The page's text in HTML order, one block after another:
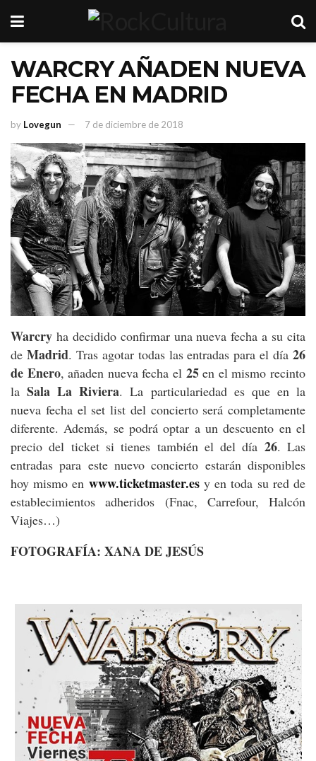
WARCRY AÑADEN NUEVA
FECHA EN MADRID
by Lovegun 7 de diciembre de 2018
Warcry ha decidido confirmar una nueva fecha a su cita
de Madrid. Tras agotar todas las entradas para el día26
de Enero, añaden nueva fecha el 25en el mismo recinto
laSala La Riviera. La particulariedad es que en la
nueva fecha el set list del concierto será completamente
diferente. Además, se podrá optar a un descuento en el
precio del ticket si tienes también el del día 26. Las
entradas para este nuevo concierto estarán disponibles
hoy mismo en www.ticketmaster.es y en toda su red de
establecimientos adheridos (Fnac, Carrefour, Halcón
Viajes…)
FOTOGRAFÍA: XANA DE JESÚS